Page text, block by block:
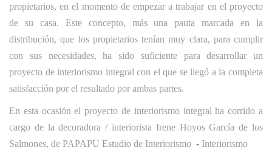
propietarios, en el momento de empezar a trabajar en el proyecto
de su casa. Este concepto, más una pauta marcada en la
distribución, que los propietarios tenían muy clara, para cumplir
con sus necesidades, ha sido suficiente para desarrollar un
proyecto de interiorismo integral con el que se llegó a la completa
satisfacción por el resultado por ambas partes.
En esta ocasión el proyecto de interiorismo integral ha corrido a
cargo de la decoradora / interiorista Irene Hoyos García de los
Salmones, de PAPAPU Estudio de Interiorismo - Interiorismo